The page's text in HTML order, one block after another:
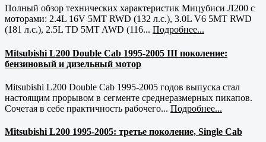
Полный обзор технических характеристик Мицубиси Л200 с
моторами: 2.4L 16V 5MT RWD (132 л.с.), 3.0L V6 5MT RWD
(181 л.с.), 2.5L TD 5MT AWD (116... Подробнее...
Mitsubishi L200 Double Cab 1995-2005 III поколение:
бензиновый и дизельный мотор
Mitsubishi L200 Double Cab 1995-2005 годов выпуска стал
настоящим прорывом в сегменте среднеразмерных пикапов.
Сочетая в себе практичность рабочего... Подробнее...
Mitsubishi L200 1995-2005: третье поколение, Single Cab